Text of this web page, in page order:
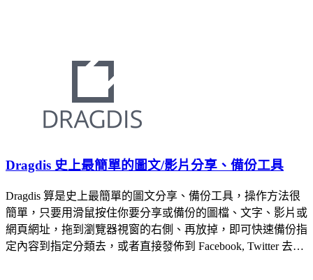
Dragdis 史上最簡單的圖文/影片分享、備份工具
Dragdis 算是史上最簡單的圖文分享、備份工具，操作方法很
簡單，只要用滑鼠按住你要分享或備份的圖檔、文字、影片或
網頁網址，拖到瀏覽器視窗的右側、再放掉，即可快速備份指
定內容到指定分類去，或者直接發佈到 Facebook, Twitter 去…